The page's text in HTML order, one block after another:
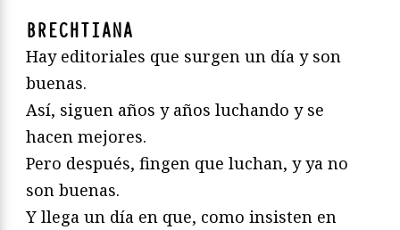
BRECHTIANA
Hay editoriales que surgen un día y son
buenas.
Así, siguen años y años luchando y se
hacen mejores.
Pero después, fingen que luchan, y ya no
son buenas.
Y llega un día en que, como insisten en